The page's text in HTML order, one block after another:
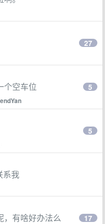
27
个空车位 5
5
系我
，有啥好办法么 17